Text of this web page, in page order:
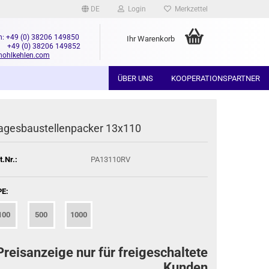
DE Login Merkzettel
+49 (0) 38206 149850
(0) 38206 149852
Ihr Warenkorb
ÜBER UNS KOOPERATIONSPARTNER
13x110
PA13110RV
500 1000
nur für freigeschaltete